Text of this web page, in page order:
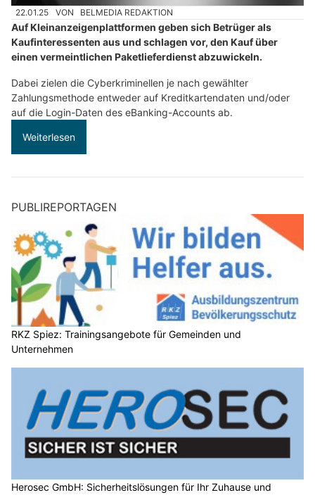
22.01.25 VON BELMEDIA REDAKTION
Auf Kleinanzeigenplattformen geben sich Betrüger als
Kaufinteressenten aus und schlagen vor, den Kauf über
einen vermeintlichen Paketlieferdienst abzuwickeln.
Dabei zielen die Cyberkriminellen je nach gewählter
Zahlungsmethode entweder auf Kreditkartendaten und/oder
auf die Login-Daten des eBanking-Accounts ab.
Weiterlesen
PUBLIREPORTAGEN
RKZ Spiez: Trainingsangebote für Gemeinden und
Unternehmen
Herosec GmbH: Sicherheitslösungen für Ihr Zuhause und